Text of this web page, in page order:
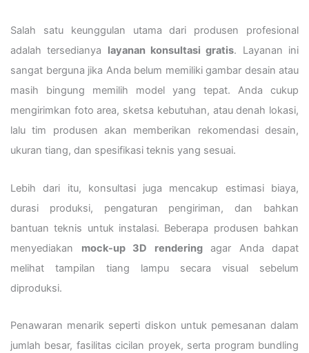
Salah satu keunggulan utama dari produsen profesional
adalah tersedianya layanan konsultasi gratis. Layanan ini
sangat berguna jika Anda belum memiliki gambar desain atau
masih bingung memilih model yang tepat. Anda cukup
mengirimkan foto area, sketsa kebutuhan, atau denah lokasi,
lalu tim produsen akan memberikan rekomendasi desain,
ukuran tiang, dan spesifikasi teknis yang sesuai.
Lebih dari itu, konsultasi juga mencakup estimasi biaya,
durasi produksi, pengaturan pengiriman, dan bahkan
bantuan teknis untuk instalasi. Beberapa produsen bahkan
menyediakan mock-up 3D renderingagar Anda dapat
melihat tampilan tiang lampu secara visual sebelum
diproduksi.
Penawaran menarik seperti diskon untuk pemesanan dalam
jumlah besar, fasilitas cicilan proyek, serta program bundling